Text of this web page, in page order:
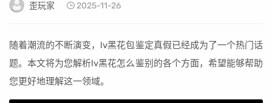
歪玩家 2025-11-26
随着潮流的不断演变，lv黑花包鉴定真假已经成为了一个热门话
题。本文将为您解析lv黑花怎么鉴别的各个方面，希望能够帮助
您更好地理解这一领域。